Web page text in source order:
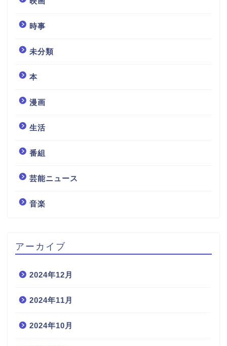
時事
未分類
本
漫画
生活
番組
芸能ニュース
音楽
アーカイブ
2024年12月
2024年11月
2024年10月